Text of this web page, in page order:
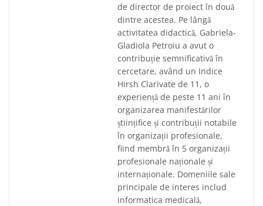
de director de proiect în două
dintre acestea. Pe lângă
activitatea didactică, Gabriela-
Gladiola Petroiu a avut o
contribuție semnificativă în
cercetare, având un Indice
Hirsh Clarivate de 11, o
experiență de peste 11 ani în
organizarea manifestărilor
științifice și contribuții notabile
în organizații profesionale,
fiind membră în 5 organizații
profesionale naționale și
internaționale. Domeniile sale
principale de interes includ
informatica medicală,